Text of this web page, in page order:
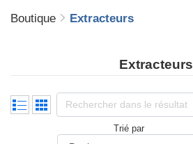
Boutique Extracteurs
Extracteurs
Trié par